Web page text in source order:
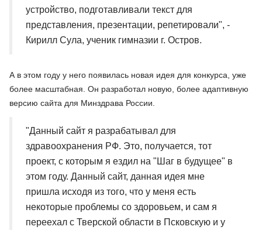
устройство, подготавливали текст для
представления, презентации, репетировали", -
Кирилл Сула, ученик гимназии г. Остров.
А в этом году у него появилась новая идея для конкурса, уже
более масштабная. Он разработал новую, более адаптивную
версию сайта для Минздрава России.
"Данный сайт я разрабатывал для
здравоохранения РФ. Это, получается, тот
проект, с которым я ездил на "Шаг в будущее" в
этом году. Данный сайт, данная идея мне
пришла исходя из того, что у меня есть
некоторые проблемы со здоровьем, и сам я
переехал с Тверской области в Псковскую и у